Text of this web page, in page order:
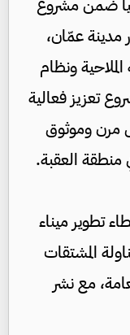
ضمن مشروع
عمّان،
ونظام
تعزيز فعالية
مرن وموثوق
العقبة.
تطوير ميناء
المشتقات
مع نشر